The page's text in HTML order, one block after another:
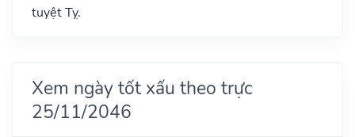
tuyệt Tỵ.
Xem ngày tốt xấu theo trực
25/11/2046